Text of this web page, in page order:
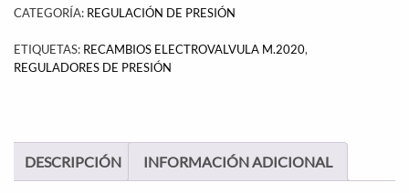
CATEGORÍA: REGULACIÓN DE PRESIÓN
ETIQUETAS: RECAMBIOS ELECTROVALVULA M.2020,
REGULADORES DE PRESIÓN
DESCRIPCIÓN INFORMACIÓN ADICIONAL